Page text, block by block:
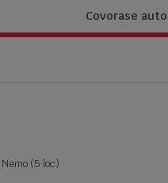
Covorase
(5 loc)